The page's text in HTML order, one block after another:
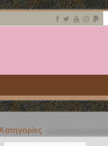
Kατηγορίες